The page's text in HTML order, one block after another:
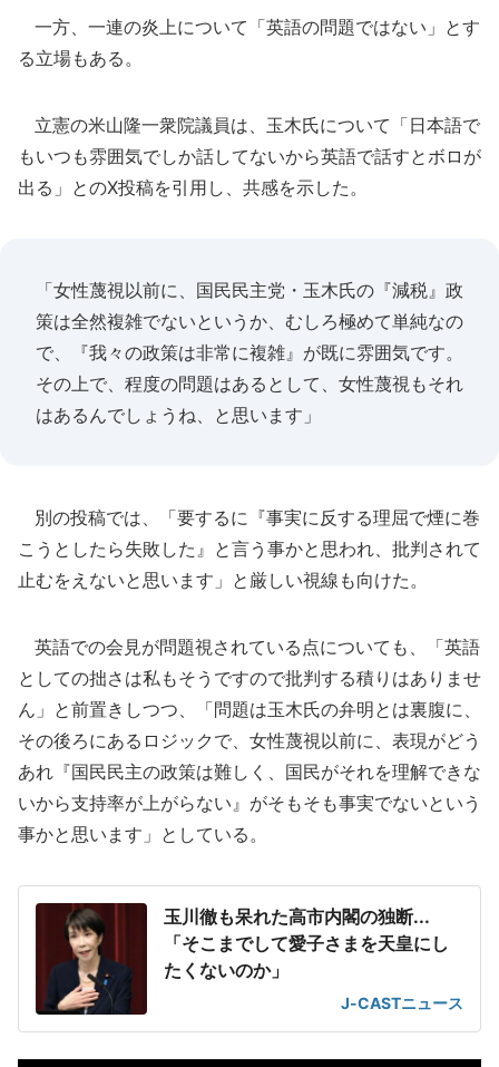
一方、一連の炎上について「英語の問題ではない」とす
る立場もある。
立憲の米山隆一衆院議員は、玉木氏について「日本語で
もいつも雰囲気でしか話してないから英語で話すとボロが
出る」とのX投稿を引用し、共感を示した。
「女性蔑視以前に、国民民主党・玉木氏の『減税』政
策は全然複雑でないというか、むしろ極めて単純なの
で、『我々の政策は非常に複雑』が既に雰囲気です。
その上で、程度の問題はあるとして、女性蔑視もそれ
はあるんでしょうね、と思います」
別の投稿では、「要するに『事実に反する理屈で煙に巻
こうとしたら失敗した』と言う事かと思われ、批判されて
止むをえないと思います」と厳しい視線も向けた。
英語での会見が問題視されている点についても、「英語
としての拙さは私もそうですので批判する積りはありませ
ん」と前置きしつつ、「問題は玉木氏の弁明とは裏腹に、
その後ろにあるロジックで、女性蔑視以前に、表現がどう
あれ『国民民主の政策は難しく、国民がそれを理解できな
いから支持率が上がらない』がそもそも事実でないという
事かと思います」としている。
玉川徹も呆れた高市内閣の独断...
「そこまでして愛子さまを天皇にし
たくないのか」
J-CASTニュース